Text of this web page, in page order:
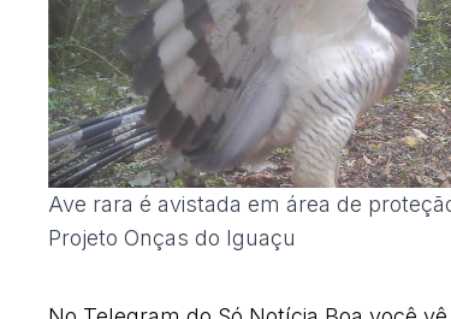
Ave rara é avistada em área de
Projeto Onças do Iguaçu